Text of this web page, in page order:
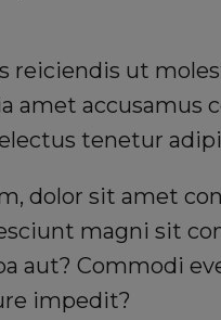
reiciendis ut
amet
tenetur
dolor sit amet
magni sit
aut? Commodi
impedit?